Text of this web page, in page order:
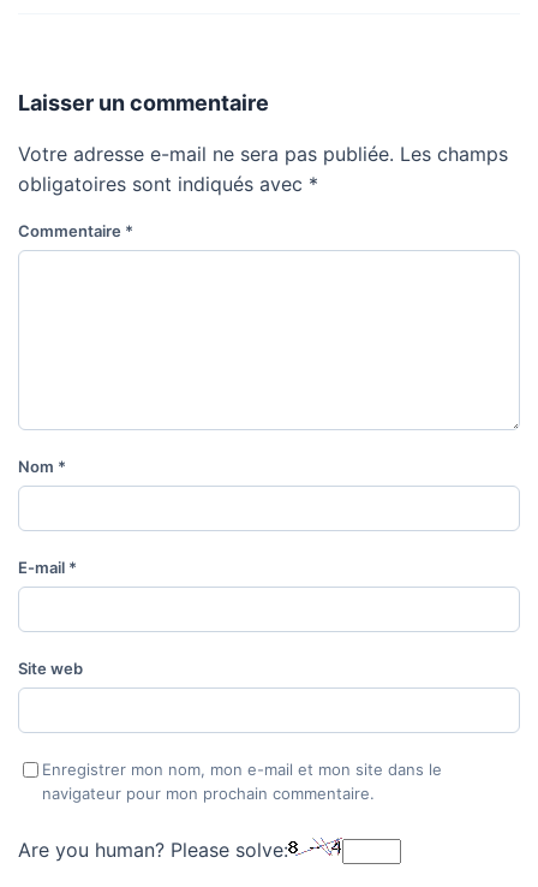
Laisser un commentaire
Votre adresse e-mail ne sera pas publiée. Les champs
obligatoires sont indiqués avec *
Commentaire *
Nom *
E-mail *
Site web
Enregistrer mon nom, mon e-mail et mon site dans le
navigateur pour mon prochain commentaire.
Are you human? Please solve: